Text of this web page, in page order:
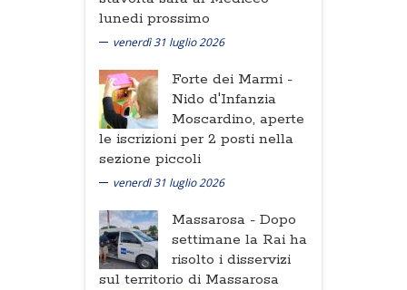
lunedi prossimo
venerdì 31 luglio 2026
Forte dei Marmi -
Nido d'Infanzia
Moscardino, aperte
le iscrizioni per 2 posti nella
sezione piccoli
venerdì 31 luglio 2026
Massarosa - Dopo
settimane la Rai ha
risolto i disservizi
sul territorio di Massarosa